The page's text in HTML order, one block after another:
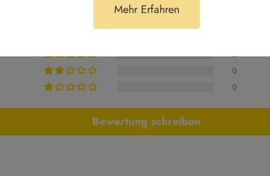
Mehr Erfahren
0
0
0
Bewertung schreiben